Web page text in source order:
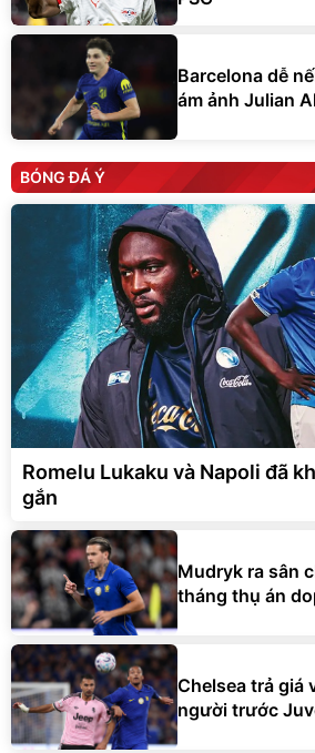
Barcelona dễ
ám ảnh Julian
BÓNG ĐÁ Ý
Romelu Lukaku và Napoli đã
gắn
Mudryk ra sân
tháng thụ án
Chelsea trả giá
người trước